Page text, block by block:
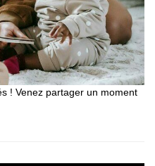
! Venez partager un moment